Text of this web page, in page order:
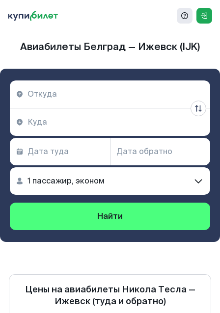
Авиабилеты Белград — Ижевск (IJK)
Найти
Цены на авиабилеты Никола Тесла—
Ижевск (туда и обратно)